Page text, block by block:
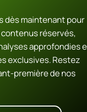
dès maintenant pour
réservés,
approfondies
exclusives. Restez
première de nos